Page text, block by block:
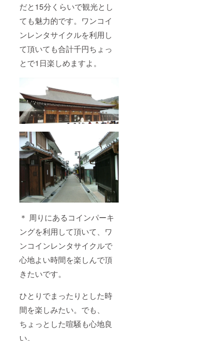
だと15分くらいで観光とし
ても魅力的です。ワンコイ
ンレンタサイクルを利用し
て頂いても合計千円ちょっ
とで1日楽しめますよ。
＊ 周りにあるコインパーキ
ングを利用して頂いて、ワ
ンコインレンタサイクルで
心地よい時間を楽しんで頂
きたいです。
ひとりでまったりとした時
間を楽しみたい。でも、
ちょっとした喧騒も心地良
い。